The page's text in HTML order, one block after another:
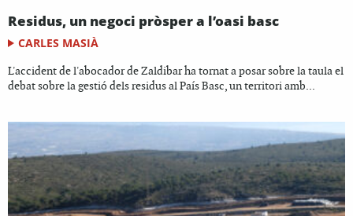
Residus, un negoci pròsper a l’oasi basc
CARLES MASIÀ
L'accident de l'abocador de Zaldibar ha tornat a posar sobre la taula el
debat sobre la gestió dels residus al País Basc, un territori amb...